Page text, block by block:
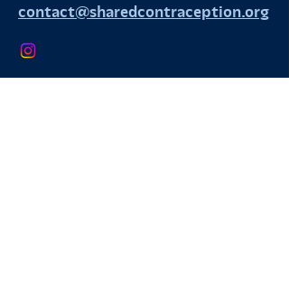
contact@sharedcontraception.org